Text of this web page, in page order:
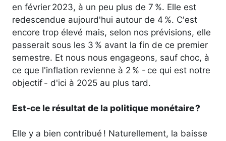
en février 2023, à un peu plus de 7 %. Elle est
redescendue aujourd'hui autour de 4 %. C'est
encore trop élevé mais, selon nos prévisions, elle
passerait sous les 3 % avant la fin de ce premier
semestre. Et nous nous engageons, sauf choc, à
ce que l'inflation revienne à 2 % - ce qui est notre
objectif - d'ici à 2025 au plus tard.
Est-ce le résultat de la politique monétaire ?
Elle y a bien contribué ! Naturellement, la baisse